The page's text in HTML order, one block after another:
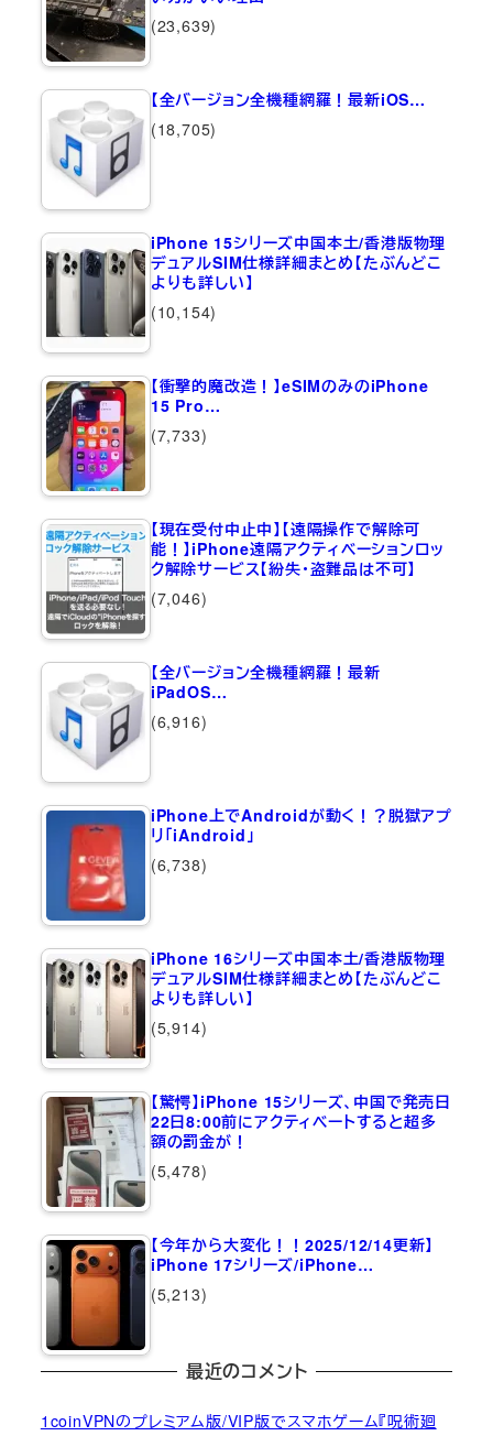
(23,639)
【全バージョン全機種網羅！最新iOS…
(18,705)
iPhone 15シリーズ中国本土/香港版物理
デュアルSIM仕様詳細まとめ【たぶんどこ
よりも詳しい】
(10,154)
【衝撃的魔改造！】eSIMのみのiPhone
15 Pro…
(7,733)
【現在受付中止中】【遠隔操作で解除可
能！】iPhone遠隔アクティベーションロッ
ク解除サービス【紛失・盗難品は不可】
(7,046)
【全バージョン全機種網羅！最新
iPadOS…
(6,916)
iPhone上でAndroidが動く！？脱獄アプ
リ「iAndroid」
(6,738)
iPhone 16シリーズ中国本土/香港版物理
デュアルSIM仕様詳細まとめ【たぶんどこ
よりも詳しい】
(5,914)
【驚愕】iPhone 15シリーズ、中国で発売日
22日8:00前にアクティベートすると超多
額の罰金が！
(5,478)
【今年から大変化！！2025/12/14更新】
iPhone 17シリーズ/iPhone…
(5,213)
最近のコメント
1coinVPNのプレミアム版/VIP版でスマホゲーム『呪術廻